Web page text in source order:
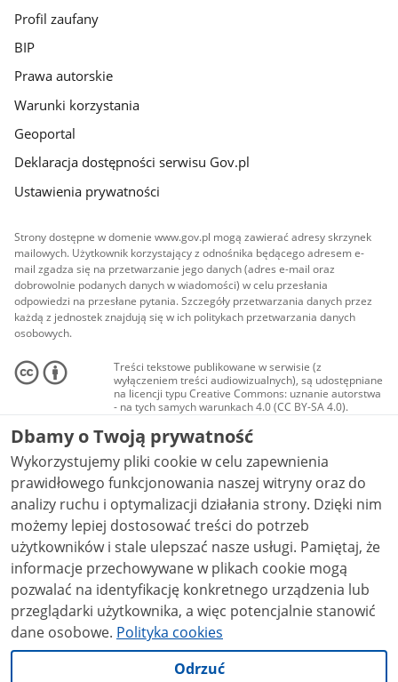
Profil zaufany
BIP
Prawa autorskie
Warunki korzystania
Geoportal
Deklaracja dostępności serwisu Gov.pl
Ustawienia prywatności
Strony dostępne w domenie www.gov.pl mogą zawierać adresy skrzynek
mailowych. Użytkownik korzystający z odnośnika będącego adresem e-
mail zgadza się na przetwarzanie jego danych (adres e-mail oraz
dobrowolnie podanych danych w wiadomości) w celu przesłania
odpowiedzi na przesłane pytania. Szczegóły przetwarzania danych przez
każdą z jednostek znajdują się w ich politykach przetwarzania danych
osobowych.
Treści tekstowe publikowane w serwisie (z
wyłączeniem treści audiowizualnych), są udostępniane
na licencji typu Creative Commons: uznanie autorstwa
- na tych samych warunkach 4.0 (CC BY-SA 4.0).
Materiały audiowizualne, w tym zdjęcia, materiały
audio i wideo, są udostępniane na licencji typu
Creative Commons: uznanie autorstwa użycie
niekomercyjne - bez utworów zależnych 4.0 (CC BY-
NC-ND 4.0), o ile nie jest to stwierdzone inaczej.
Dbamy o Twoją prywatność
Wykorzystujemy pliki cookie w celu zapewnienia
prawidłowego funkcjonowania naszej witryny oraz do
analizy ruchu i optymalizacji działania strony. Dzięki nim
możemy lepiej dostosować treści do potrzeb
użytkowników i stale ulepszać nasze usługi. Pamiętaj, że
informacje przechowywane w plikach cookie mogą
pozwalać na identyfikację konkretnego urządzenia lub
przeglądarki użytkownika, a więc potencjalnie stanowić
dane osobowe. Polityka cookies
Odrzuć